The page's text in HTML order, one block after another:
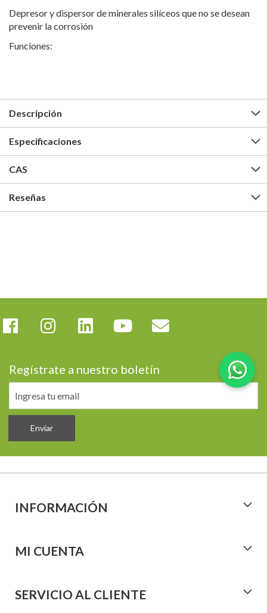
Depresor y dispersor de minerales silíceos que no se desean
prevenir la corrosión
Funciones:
Descripción
Especificaciones
CAS
Reseñas
Regístrate a nuestro boletín
Enviar
INFORMACIÓN
MI CUENTA
SERVICIO AL CLIENTE